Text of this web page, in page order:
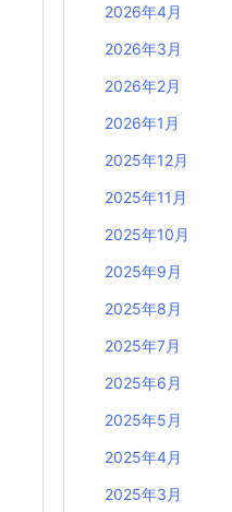
2026年4月
2026年3月
2026年2月
2026年1月
2025年12月
2025年11月
2025年10月
2025年9月
2025年8月
2025年7月
2025年6月
2025年5月
2025年4月
2025年3月